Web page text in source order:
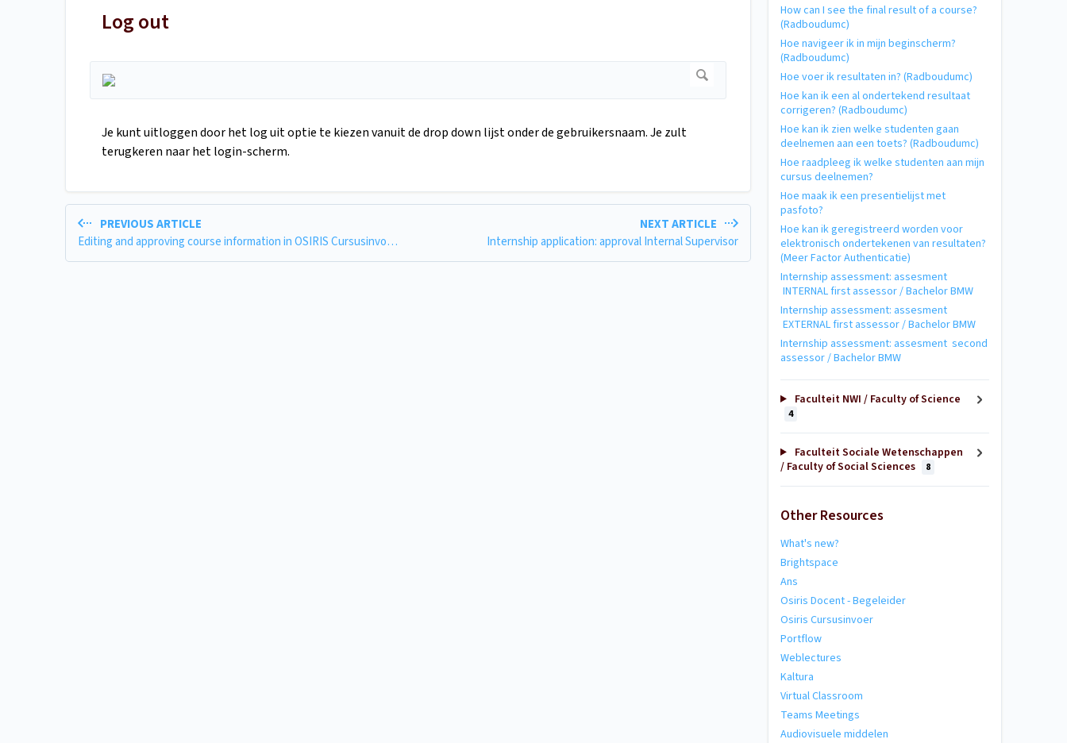
Log out
Je kunt uitloggen door het log uit optie te kiezen vanuit de drop down lijst onder de gebruikersnaam. Je zult
terugkeren naar het login-scherm.
PREVIOUS ARTICLE
Editing and approving course information in OSIRIS Cursusinvoer (NSM)
NEXT ARTICLE
Internship application: approval Internal Supervisor
How can I see the final result of a course?
(Radboudumc)
Hoe navigeer ik in mijn beginscherm?
(Radboudumc)
Hoe voer ik resultaten in? (Radboudumc)
Hoe kan ik een al ondertekend resultaat
corrigeren? (Radboudumc)
Hoe kan ik zien welke studenten gaan
deelnemen aan een toets? (Radboudumc)
Hoe raadpleeg ik welke studenten aan mijn
cursus deelnemen?
Hoe maak ik een presentielijst met
pasfoto?
Hoe kan ik geregistreerd worden voor
elektronisch ondertekenen van resultaten?
(Meer Factor Authenticatie)
Internship assessment: assesment
INTERNAL first assessor / Bachelor BMW
Internship assessment: assesment
EXTERNAL first assessor / Bachelor BMW
Internship assessment: assesment second
assessor / Bachelor BMW
Faculteit NWI / Faculty of Science
4
Faculteit Sociale Wetenschappen
/ Faculty of Social Sciences
8
Other Resources
What's new?
Brightspace
Ans
Osiris Docent - Begeleider
Osiris Cursusinvoer
Portflow
Weblectures
Kaltura
Virtual Classroom
Teams Meetings
Audiovisuele middelen